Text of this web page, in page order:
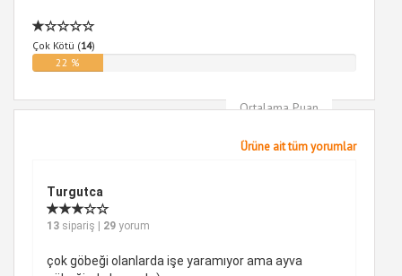
Çok Kötü (14)
22 %
Ortalama Puan
4
Ürüne ait tüm yorumlar
Turgutca
13 sipariş | 29 yorum
çok göbeği olanlarda işe yaramıyor ama ayva